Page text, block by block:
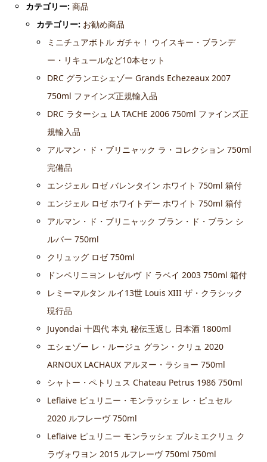
カテゴリー:商品
カテゴリー: お勧め商品
ミニチュアボトル ガチャ！ ウイスキー・ブランデ
ー・リキュールなど10本セット
DRC グランエシェゾー Grands Echezeaux 2007
750ml ファインズ正規輸入品
DRC ラターシュ LA TACHE 2006 750ml ファインズ正
規輸入品
アルマン・ド・ブリニャック ラ・コレクション 750ml
完備品
エンジェル ロゼ バレンタイン ホワイト 750ml 箱付
エンジェル ロゼ ホワイトデー ホワイト 750ml 箱付
アルマン・ド・ブリニャック ブラン・ド・ブラン シ
ルバー 750ml
クリュッグ ロゼ 750ml
ドンペリニヨン レゼルヴ ド ラベイ 2003 750ml 箱付
レミーマルタン ルイ13世 Louis XIII ザ・クラシック
現行品
Juyondai 十四代 本丸 秘伝玉返し 日本酒 1800ml
エシェゾー レ・ルージュ グラン・クリュ 2020
ARNOUX LACHAUX アルヌー・ラショー 750ml
シャトー・ペトリュス Chateau Petrus 1986 750ml
Leflaive ピュリニー・モンラッシェ レ・ピュセル
2020 ルフレーヴ 750ml
Leflaive ピュリニー モンラッシェ プルミエクリュ ク
ラヴォワヨン 2015 ルフレーヴ 750ml 750ml